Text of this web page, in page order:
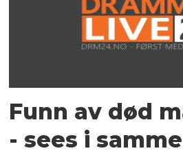
Funn av død
- sees i